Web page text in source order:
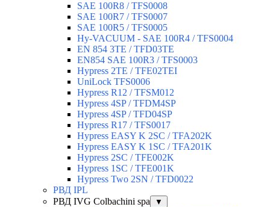
SAE 100R8 / TFS0008
SAE 100R7 / TFS0007
SAE 100R5 / TFS0005
Hy-VACUUM - SAE 100R4 / TFS0004
EN 854 3TE / TFD03TE
EN854 SAE 100R3 / TFS0003
Hypress 2TE / TFE02TEI
UniLock TFS0006
Hypress R12 / TFSM012
Hypress 4SP / TFDM4SP
Hypress 4SP / TFD04SP
Hypress R17 / TFS0017
Hypress EASY K 2SC / TFA202K
Hypress EASY K 1SC / TFA201K
Hypress 2SC / TFE002K
Hypress 1SC / TFE001K
Hypress Two 2SN / TFD0022
РВД IPL
РВД IVG Colbachini spa
▼